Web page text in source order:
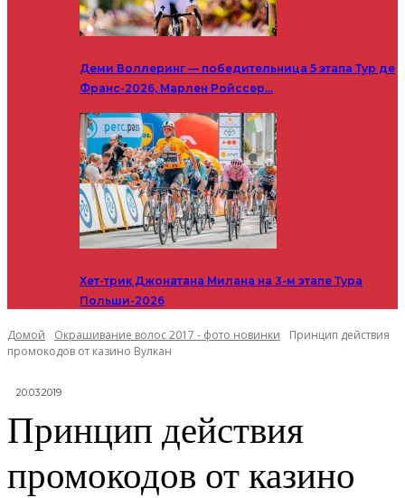
Деми Воллеринг — победительница 5 этапа Тур де
Франс-2026, Марлен Ройссер…
Хет-трик Джонатана Милана на 3-м этапе Тура
Польши-2026
Домой Окрашивание волос 2017 - фото новинки
Принцип действия
промокодов от казино Вулкан
20.03.2019
Принцип действия
промокодов от казино